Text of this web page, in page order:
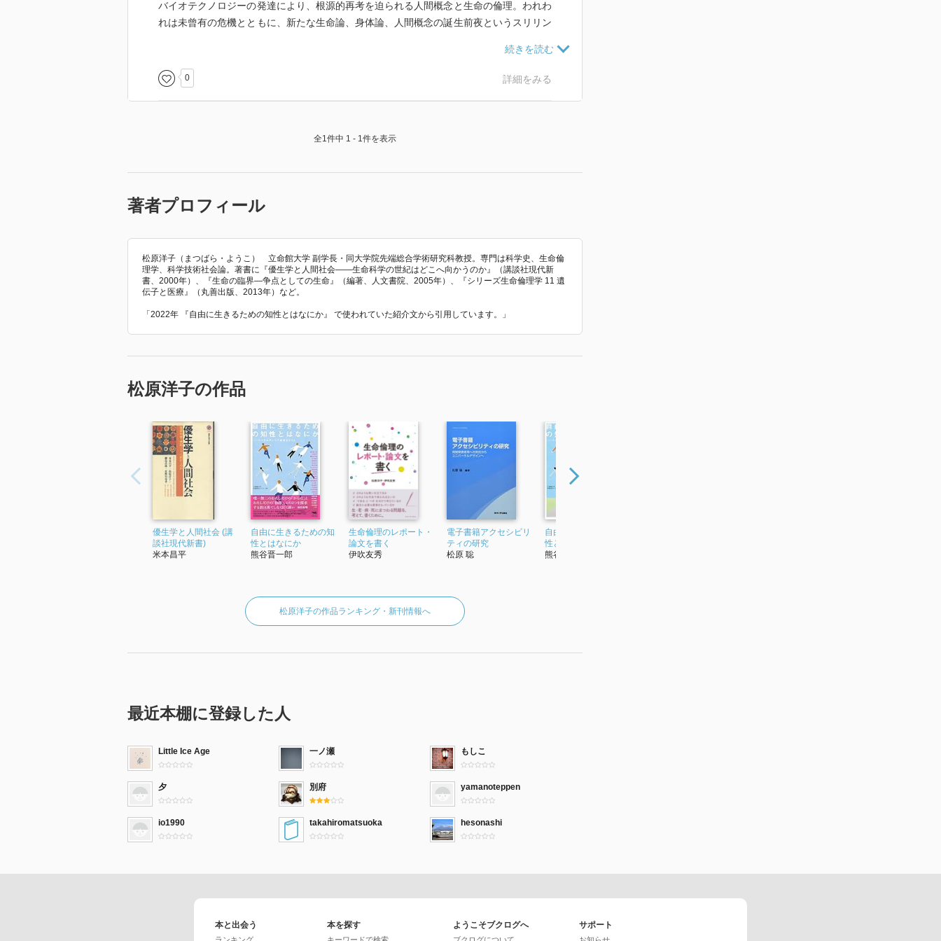
バイオテクノロジーの発達により、根源的再考を迫られる人間概念と生命の倫理。われわ
れは未曾有の危機とともに、新たな生命論、身体論、人間概念の誕生前夜というスリリン
〈http://www.jimbunshoin.co.jp/book/b66337.html
生物医学と社会［松原洋子］
変化／一九九〇年代以降の展開／おわりに――今後の展開
「新遺伝学」と市民［松原洋子］
ウェクスラー家の経験／「新遺伝学」と優生学／「遺伝学的市民」
病と健康のテクノロジー［市野川容孝・松原洋子］
ヒトゲノムをめぐって／「健康」な社会と優生学／病と健康のエコノミー／「個」と
Ⅱ 生命と教育
「死」のタブーを破る？／教室で語られる「尊厳ある死」／「癒し」としての「いの
―「安楽死」思想と優勢思想と／一九七〇年代――「安楽死」思想の変化をとりまく状況
／価値なき生命の廃棄？――「尊厳ある死」の言説が内包するもの／再び、語られる「尊
厳ある死」について
「問い」を育む――「生と死」の授業から［大谷いづみ］
生命倫理教育の導入／「市民」とは誰か／教育のディレンマ／教育から研究へ／「尊
厳死」言説と新優生学／『ガタカ』が語るもの／フィクションからの分析／実践と理論を
むすぶ
遺伝学からのデザイン／自然の階層論と有機体論／生態学という試み／生態遷移の発
見／生態的複雑性をめぐる現在／「砂上楼閣」からはじまる
護のイデオロギーではないか／自然と生物多様性／環境評価へのスタンス／生物遷移論の
を越えて／フィールドの知
ゾーエー、ビオス、匿名性［小泉義之］
公開せよ／ノーマライゼーション？ バリアフリー？
する／肉体の争い、言説の争い／リスクと社会
あとがき（小泉義之）
0 詳細をみる
全1件中 1 - 1件を表示
著者プロフィール
松原洋子（まつばら・ようこ） 立命館大学 副学長・同大学院先端総合学術研究科教授。専門は科学史、生命倫
理学、科学技術社会論。著書に『優生学と人間社会――生命科学の世紀はどこへ向かうのか』（講談社現代新
書、2000年）、『生命の臨界―争点としての生命』（編著、人文書院、2005年）、『シリーズ生命倫理学 11 遺
伝子と医療』（丸善出版、2013年）など。
「2022年 『自由に生きるための知性とはなにか』 で使われていた紹介文から引用しています。」
松原洋子の作品
優生学と人間社会 (講
談社現代新書)
米本昌平
自由に生きるための知
性とはなにか
熊谷晋一郎
生命倫理のレポート・
論文を書く
伊吹友秀
電子書籍アクセシビリ
ティの研究
松原 聡
自由に生きるための知
性とはなにか
熊谷晋一郎
松原洋子の作品ランキング・新刊情報へ
最近本棚に登録した人
Little Ice Age 一ノ瀬 もしこ
夕 別府 yamanoteppen
io1990 takahiromatsuoka hesonashi
本と出会う 本を探す ようこそブクログへ サポート